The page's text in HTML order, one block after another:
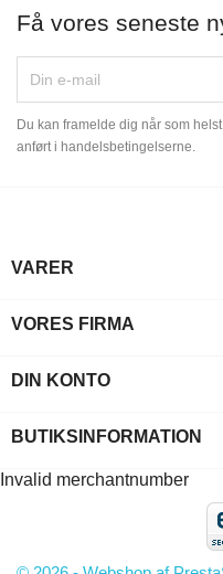
Få vores seneste
Du kan framelde dig når som
anført i handelsbetingelserne.
VARER
VORES FIRMA
DIN KONTO
BUTIKSINFORMATION
Invalid merchantnumber